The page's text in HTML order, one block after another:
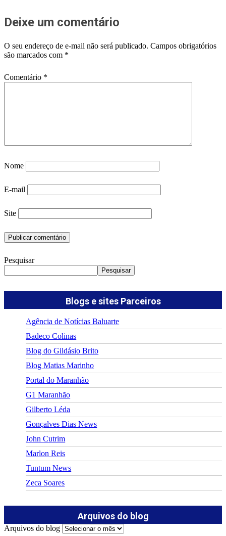
Deixe um comentário
O seu endereço de e-mail não será publicado. Campos obrigatórios
são marcados com *
Comentário *
Nome
E-mail
Site
Pesquisar
Pesquisar
Blogs e sites Parceiros
Agência de Notícias Baluarte
Badeco Colinas
Blog do Gildásio Brito
Blog Matias Marinho
Portal do Maranhão
G1 Maranhão
Gilberto Léda
Gonçalves Dias News
John Cutrim
Marlon Reis
Tuntum News
Zeca Soares
Arquivos do blog
Arquivos do blog